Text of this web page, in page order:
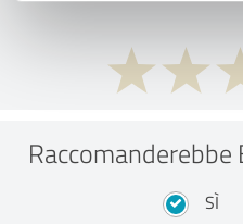
SÌ